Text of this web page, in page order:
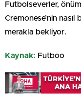
Futbolseverler,
Cremonese’nin
merakla bekliyor.
Kaynak: Futboo